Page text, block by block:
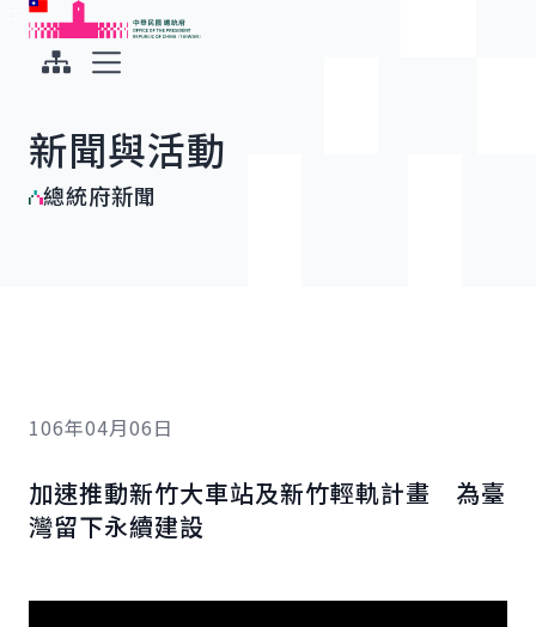
跳到主要內容
中華民國總統府
新聞與活動
總統府新聞
106年04月06日
加速推動新竹大車站及新竹輕軌計畫 為臺
灣留下永續建設